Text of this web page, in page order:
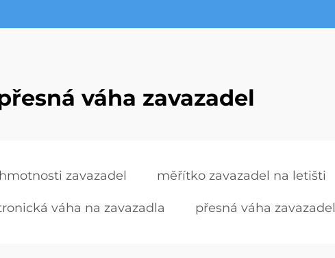
váha zavazadel
zavazadel měřítko zavazadel na letišti
váha na zavazadla přesná váha zavazadel